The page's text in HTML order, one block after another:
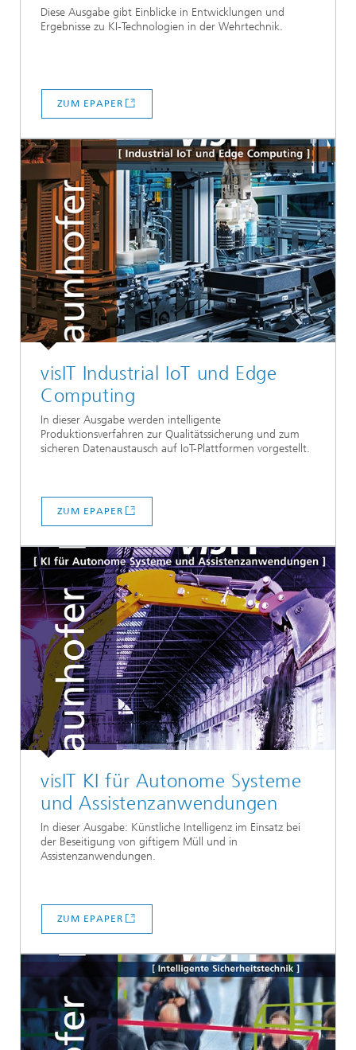
Diese Ausgabe gibt Einblicke in Entwicklungen und
Ergebnisse zu KI-Technologien in der Wehrtechnik.
ZUM EPAPER
visIT Industrial IoT und Edge
Computing
In dieser Ausgabe werden intelligente
Produktionsverfahren zur Qualitätssicherung und zum
sicheren Datenaustausch auf IoT-Plattformen vorgestellt.
ZUM EPAPER
visIT KI für Autonome Systeme
und Assistenzanwendungen
In dieser Ausgabe: Künstliche Intelligenz im Einsatz bei
der Beseitigung von giftigem Müll und in
Assistenzanwendungen.
ZUM EPAPER